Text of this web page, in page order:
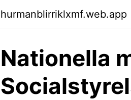
hurmanblirriklxmf.web.app
Nationella